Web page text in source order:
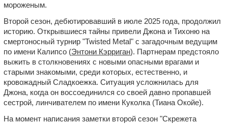
мороженым.
Второй сезон, дебютировавший в июле 2025 года, продолжил
историю. Открывшиеся тайны привели Джона и Тихоню на
смертоносный турнир "Twisted Metal" с загадочным ведущим
по имени Калипсо (Энтони Кэрриган). Партнерам предстояло
выжить в столкновениях с новыми опасными врагами и
старыми знакомыми, среди которых, естественно, и
кровожадный Сладкоежка. Ситуация усложнилась для
Джона, когда он воссоединился со своей давно пропавшей
сестрой, линчивателем по имени Куколка (Тиана Окойе).
На момент написания заметки второй сезон "Скрежета